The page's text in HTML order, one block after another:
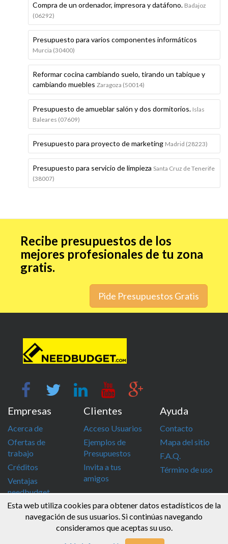
Compra de un ordenador, impresora y datáfono. Badajoz
(06292)
Presupuesto para varios componentes informáticos
Murcia (30400)
Reformar cocina cambiando suelo, tirando un tabique y
cambiando muebles Zaragoza (50014)
Presupuesto de amueblar salón y dos dormitorios. Islas
Baleares (07609)
Presupuesto para proyecto de marketing Madrid (28223)
Presupuesto para servicio de limpieza Santa Cruz de Tenerife
(38007)
Recibe presupuestos de los
mejores profesionales de tu zona
gratis.
Pide Presupuestos Gratis
Esta web utiliza cookies para obtener datos estadísticos de la
navegación de sus usuarios. Si continúas navegando
consideramos que aceptas su uso.
Empresas
Acerca de
Ofertas de
trabajo
Créditos
Ventajas
needbudget
Clientes
Acceso Usuarios
Ejemplos de
Presupuestos
Invita a tus
amigos
Ayuda
Contacto
Mapa del sitio
F.A.Q.
Término de uso
info@needbudget.com
968 862 247
© Needbudget 2015 - 2026 . Todos los derechos reservados